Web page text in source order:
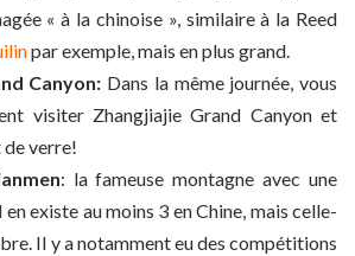
« à la chinoise », similaire à la Reed
par exemple, mais en plus grand.
Canyon: Dans la même journée, vous
visiter Zhangjiajie Grand Canyon et
verre!
: la fameuse montagne avec une
existe au moins 3 en Chine, mais celle-
Il y a notamment eu des compétitions